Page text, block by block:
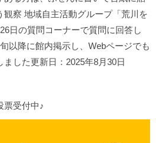
観察 地域自主活動グループ「荒川を
日の質問コーナーで質問に回答し
以降に館内掲示し、Webページでも
した更新日：2025年8月30日
票受付中♪